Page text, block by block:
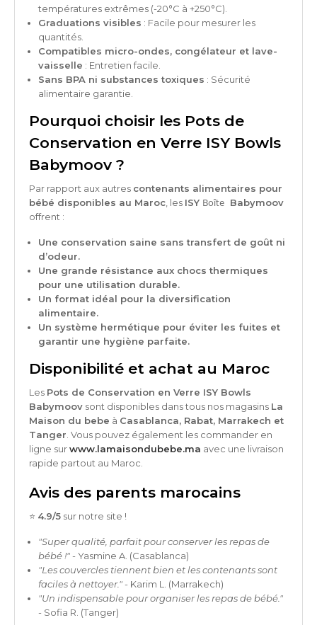
températures extrêmes (-20°C à +250°C).
Graduations visibles : Facile pour mesurer les
quantités.
Compatibles micro-ondes, congélateur et lave-
vaisselle : Entretien facile.
Sans BPA ni substances toxiques : Sécurité
alimentaire garantie.
Pourquoi choisir les Pots de
Conservation en Verre ISY Bowls
Babymoov ?
Par rapport aux autres contenants alimentaires pour
bébé disponibles au Maroc, les ISY Boîte Babymoov
offrent :
Une conservation saine sans transfert de goût ni
d’odeur.
Une grande résistance aux chocs thermiques
pour une utilisation durable.
Un format idéal pour la diversification
alimentaire.
Un système hermétique pour éviter les fuites et
garantir une hygiène parfaite.
Disponibilité et achat au Maroc
Les Pots de Conservation en Verre ISY Bowls
Babymoov sont disponibles dans tous nos magasins La
Maison du bebe à Casablanca, Rabat, Marrakech et
Tanger. Vous pouvez également les commander en
ligne surwww.lamaisondubebe.ma avec une livraison
rapide partout au Maroc.
Avis des parents marocains
⭐ 4.9/5 sur notre site !
"Super qualité, parfait pour conserver les repas de
bébé !"- Yasmine A. (Casablanca)
"Les couvercles tiennent bien et les contenants sont
faciles à nettoyer."- Karim L. (Marrakech)
"Un indispensable pour organiser les repas de bébé."
- Sofia R. (Tanger)